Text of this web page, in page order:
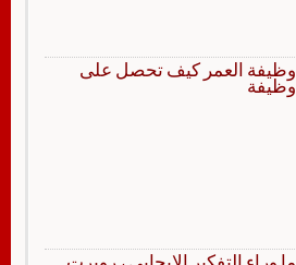
وظيفة العمر كيف تحصل على
وظيفة